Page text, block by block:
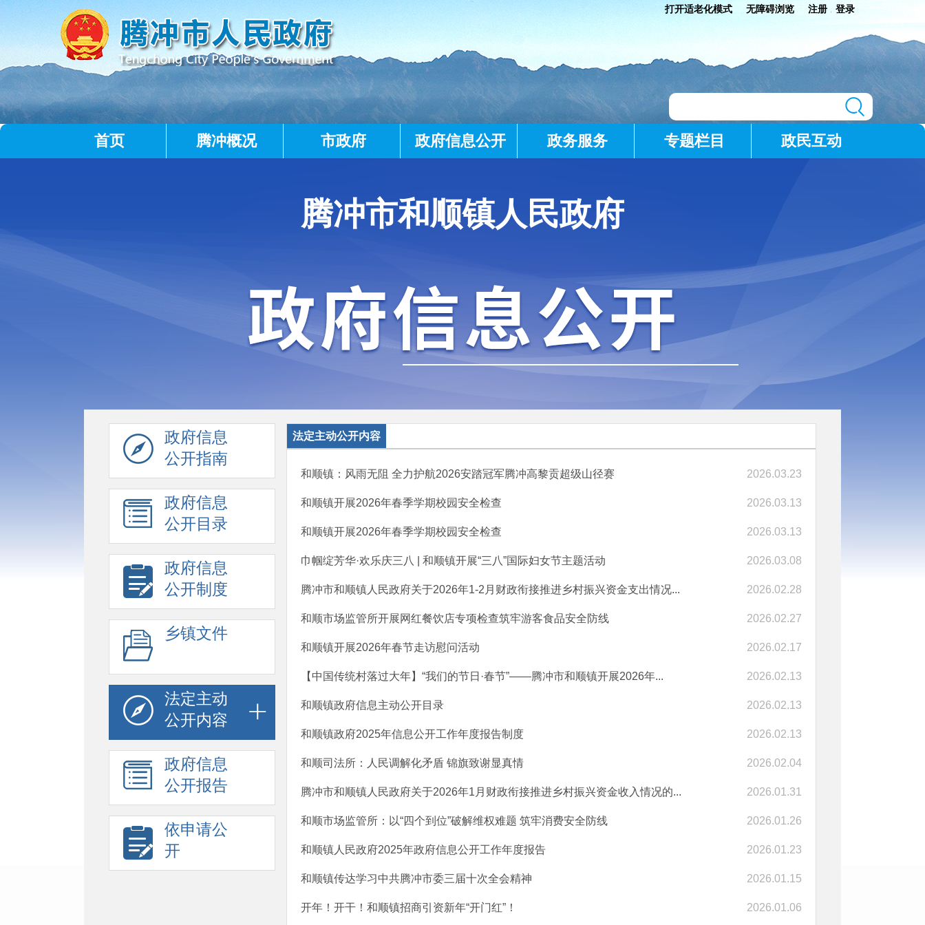
打开适老化模式 无障碍浏览 注册 登录
首页 腾冲概况 市政府 政府信息公开 政务服务 专题栏目 政民互动
腾冲市和顺镇人民政府
政府信息
公开指南
政府信息
公开目录
政府信息
公开制度
乡镇文件
法定主动
公开内容
政府信息
公开报告
依申请公
开
法定主动公开内容
和顺镇：风雨无阻 全力护航2026安踏冠军腾冲高黎贡超级山径赛 2026.03.23
和顺镇开展2026年春季学期校园安全检查 2026.03.13
和顺镇开展2026年春季学期校园安全检查 2026.03.13
巾帼绽芳华·欢乐庆三八 | 和顺镇开展“三八”国际妇女节主题活动 2026.03.08
腾冲市和顺镇人民政府关于2026年1-2月财政衔接推进乡村振兴资金支出情况... 2026.02.28
和顺市场监管所开展网红餐饮店专项检查筑牢游客食品安全防线 2026.02.27
和顺镇开展2026年春节走访慰问活动 2026.02.17
【中国传统村落过大年】“我们的节日·春节”——腾冲市和顺镇开展2026年... 2026.02.13
和顺镇政府信息主动公开目录 2026.02.13
和顺镇政府2025年信息公开工作年度报告制度 2026.02.13
和顺司法所：人民调解化矛盾 锦旗致谢显真情 2026.02.04
腾冲市和顺镇人民政府关于2026年1月财政衔接推进乡村振兴资金收入情况的... 2026.01.31
和顺市场监管所：以“四个到位”破解维权难题 筑牢消费安全防线 2026.01.26
和顺镇人民政府2025年政府信息公开工作年度报告 2026.01.23
和顺镇传达学习中共腾冲市委三届十次全会精神 2026.01.15
开年！开干！和顺镇招商引资新年“开门红”！ 2026.01.06